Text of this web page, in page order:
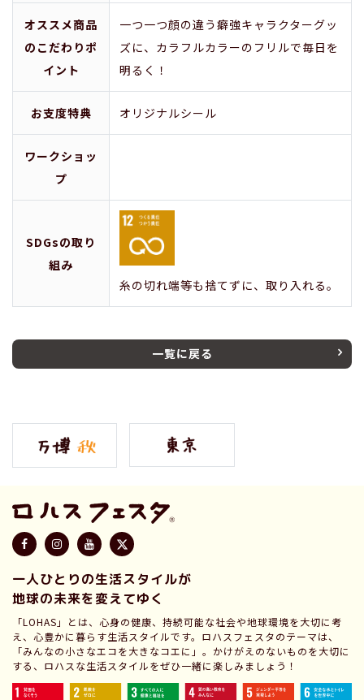
オススメ商品
のこだわりポ
イント
一つ一つ顔の違う癖強キャラクターグッ
ズに、カラフルカラーのフリルで毎日を
明るく！
お支度特典 オリジナルシール
ワークショッ
プ
SDGsの取り
組み
糸の切れ端等も捨てずに、取り入れる。
一覧に戻る
一人ひとりの生活スタイルが
地球の未来を変えてゆく
「LOHAS」とは、心身の健康、持続可能な社会や地球環境を大切に考
え、心豊かに暮らす生活スタイルです。ロハスフェスタのテーマは、
「みんなの小さなエコを大きなコエに」。かけがえのないものを大切に
する、ロハスな生活スタイルをぜひ一緒に楽しみましょう！